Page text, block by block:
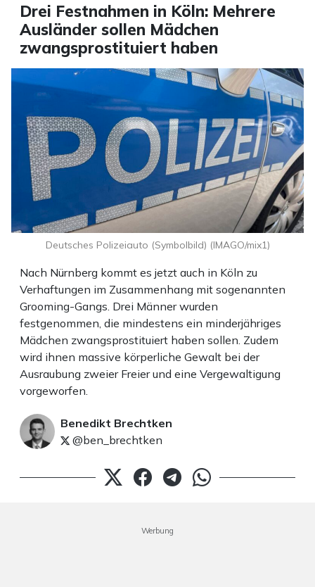
Drei Festnahmen in Köln: Mehrere
Ausländer sollen Mädchen
zwangsprostituiert haben
Nach Nürnberg kommt es jetzt auch in Köln zu
Verhaftungen im Zusammenhang mit sogenannten
Grooming-Gangs. Drei Männer wurden
festgenommen, die mindestens ein minderjähriges
Mädchen zwangsprostituiert haben sollen. Zudem
wird ihnen massive körperliche Gewalt bei der
Ausraubung zweier Freier und eine Vergewaltigung
vorgeworfen.
Benedikt Brechtken
@ben_brechtken
Deutsches Polizeiauto (Symbolbild) (IMAGO/mix1)
Werbung